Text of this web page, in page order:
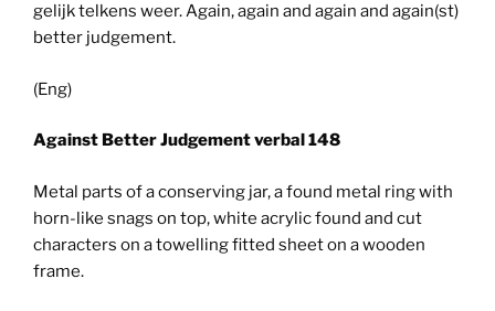
gelijk telkens weer. Again, again and again and again(st)
better judgement.
(Eng)
Against Better Judgement verbal 148
Metal parts of a conserving jar, a found metal ring with
horn-like snags on top, white acrylic found and cut
characters on a towelling fitted sheet on a wooden
frame.